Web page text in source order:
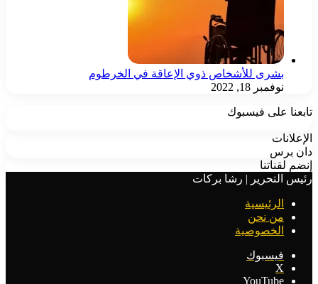
بشرى للأشخاص ذوي الإعاقة في الخرطوم
نوفمبر 18, 2022
تابعنا على فيسبوك
الإعلانات
دان برس
إنضم لقناتنا
رئيس التحرير | رشا بركات
الرئيسية
من نحن
الخصوصية
فيسبوك
‫X
‫YouTube